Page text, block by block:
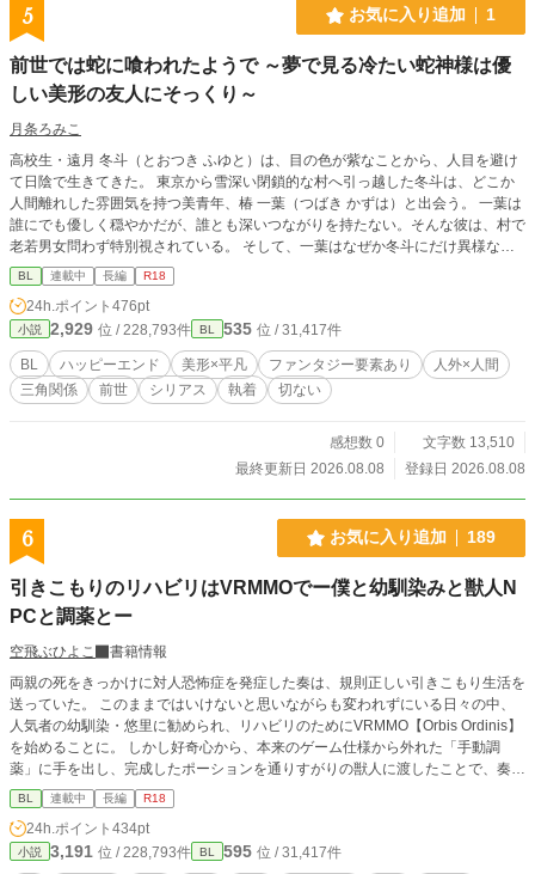
5 お気に入り追加 1
前世では蛇に喰われたようで ～夢で見る冷たい蛇神様は優
しい美形の友人にそっくり～
月条ろみこ
高校生・遠月 冬斗（とおつき ふゆと）は、目の色が紫なことから、人目を避け
て日陰で生きてきた。 東京から雪深い閉鎖的な村へ引っ越した冬斗は、どこか
人間離れした雰囲気を持つ美青年、椿 一葉（つばき かずは）と出会う。 一葉は
誰にでも優しく穏やかだが、誰とも深いつながりを持たない。そんな彼は、村で
老若男女問わず特別視されている。 そして、一葉はなぜか冬斗にだけ異様なほ
ど優しく接する。 一葉と出会ってから、冬斗が繰り返し見ていた奇妙な夢が
徐々に変化していく。 夢で冬斗は別人になっており、紫の目を持つ、人とは思
えない銀髪の男に執拗に迫られている。そして、その男は一葉にそっくりだっ
た。 そして、夢は回数を追うごとに密度を増し、やがて現実をも侵食してい
く……。 ――引き裂かれた恋人たち。 ――抗えない神婚。 ――そして“大蛇”に
喰われる夢。 一葉は冬斗の紫の瞳をまっすぐに見つめる。 「綺麗だね」 「……
食べたら、美味しそう」 白泰村に伝わる“蛇神”の伝承。 雪深い閉鎖村で始ま
BL 連載中 長編 R18
24h.ポイント 476pt
小説 2,929 位 / 228,793件 BL 535 位 / 31,417件
BL ハッピーエンド 美形×平凡 ファンタジー要素あり
人外×人間
三角関係
前世 シリアス 執着 切ない
感想数 0
文字数 13,510
最終更新日 2026.08.08
登録日 2026.08.08
6 お気に入り追加 189
引きこもりのリハビリはVRMMOでー僕と幼馴染みと獣人N
PCと調薬とー
空飛ぶひよこ
書籍情報
両親の死をきっかけに対人恐怖症を発症した奏は、規則正しい引きこもり生活を
送っていた。 このままではいけないと思いながらも変われずにいる日々の中、
人気者の幼馴染・悠里に勧められ、リハビリのためにVRMMO【Orbis Ordinis】
を始めることに。 しかし好奇心から、本来のゲーム仕様から外れた「手動調
薬」に手を出し、完成したポーションを通りすがりの獣人に渡したことで、奏の
運命は大きく変わっていく。 ※毎日21時更新予定 初日のみ、18時と21時に更
新します。
BL 連載中 長編 R18
24h.ポイント 434pt
小説 3,191 位 / 228,793件 BL 595 位 / 31,417件